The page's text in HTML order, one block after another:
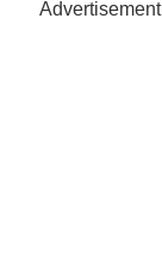
Advertisement